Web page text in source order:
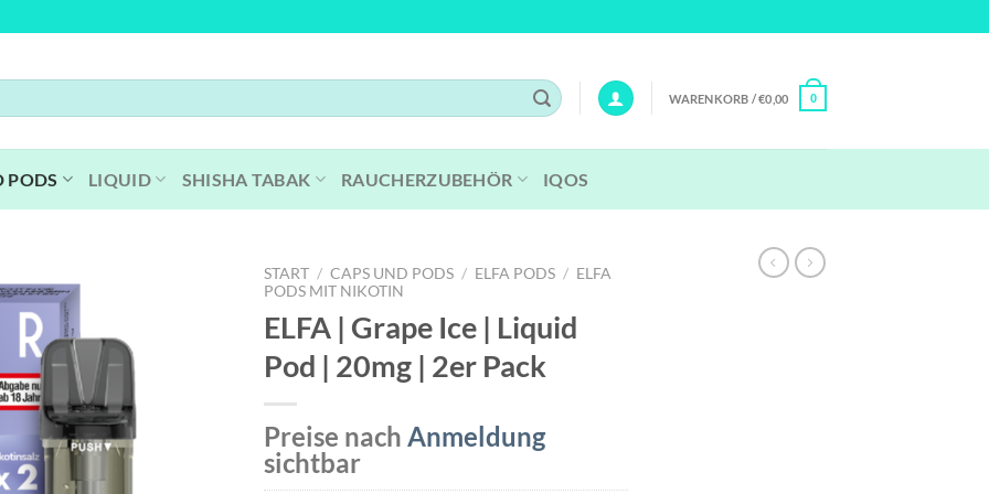
WARENKORB /€0,00 0
PODS LIQUID SHISHA TABAK RAUCHERZUBEHÖR IQOS
START / CAPS UND PODS / ELFA PODS / ELFA
PODS MIT NIKOTIN
ELFA | Grape Ice | Liquid
Pod | 20mg | 2er Pack
Preise nach Anmeldung
sichtbar